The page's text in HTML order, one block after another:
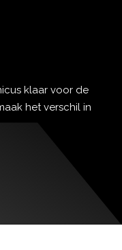
klaar voor de
het verschil in